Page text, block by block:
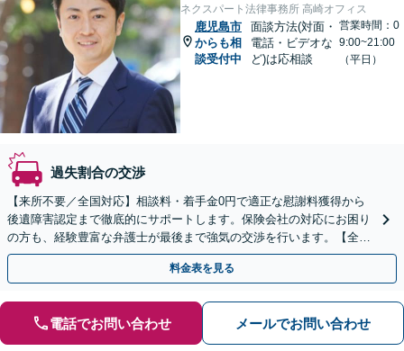
ネクスパート法律事務所 高崎オフィス
鹿児島市
からも相
談受付中
面談方法(対面・
電話・ビデオな
ど)は応相談
営業時間：0
9:00~21:00
（平日）
過失割合の交渉
【来所不要／全国対応】相談料・着手金0円で適正な慰謝料獲得から
後遺障害認定まで徹底的にサポートします。保険会社の対応にお困り
の方も、経験豊富な弁護士が最後まで強気の交渉を行います。【全国
13拠点】お気軽にご相談ください。
料金表を見る
電話でお問い合わせ メールでお問い合わせ